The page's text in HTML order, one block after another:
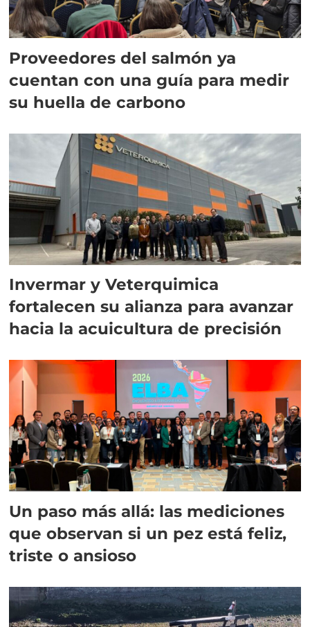
Proveedores del salmón ya
cuentan con una guía para medir
su huella de carbono
Invermar y Veterquimica
fortalecen su alianza para avanzar
hacia la acuicultura de precisión
Un paso más allá: las mediciones
que observan si un pez está feliz,
triste o ansioso